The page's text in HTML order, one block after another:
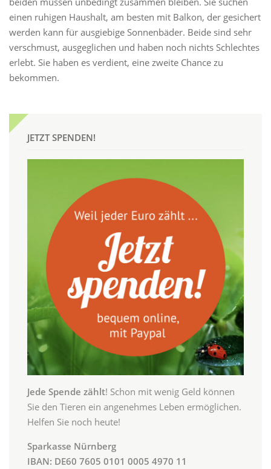
einen ruhigen Haushalt, am besten mit Balkon, der gesichert
werden kann für ausgiebige Sonnenbäder. Beide sind sehr
verschmust, ausgeglichen und haben noch nichts Schlechtes
erlebt. Sie haben es verdient, eine zweite Chance zu
bekommen.
JETZT SPENDEN!
Jede Spende zählt! Schon mit wenig Geld können
Sie den Tieren ein angenehmes Leben ermöglichen.
Helfen Sie noch heute!
Sparkasse Nürnberg
IBAN: DE60 7605 0101 0005 4970 11